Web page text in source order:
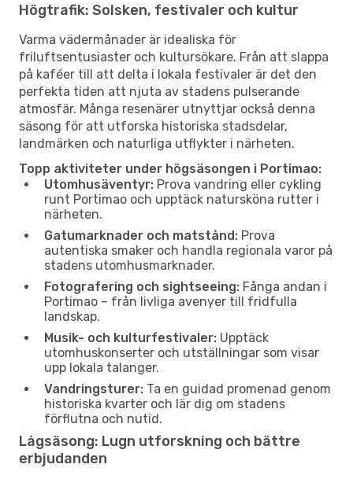
Högtrafik: Solsken, festivaler och kultur
Varma vädermånader är idealiska för
friluftsentusiaster och kultursökare. Från att slappa
på kaféer till att delta i lokala festivaler är det den
perfekta tiden att njuta av stadens pulserande
atmosfär. Många resenärer utnyttjar också denna
säsong för att utforska historiska stadsdelar,
landmärken och naturliga utflykter i närheten.
Topp aktiviteter under högsäsongen i Portimao:
Utomhusäventyr: Prova vandring eller cykling
runt Portimao och upptäck natursköna rutter i
närheten.
Gatumarknader och matstånd: Prova
autentiska smaker och handla regionala varor på
stadens utomhusmarknader.
Fotografering och sightseeing: Fånga andan i
Portimao – från livliga avenyer till fridfulla
landskap.
Musik- och kulturfestivaler: Upptäck
utomhuskonserter och utställningar som visar
upp lokala talanger.
Vandringsturer: Ta en guidad promenad genom
historiska kvarter och lär dig om stadens
förflutna och nutid.
Lågsäsong: Lugn utforskning och bättre
erbjudanden